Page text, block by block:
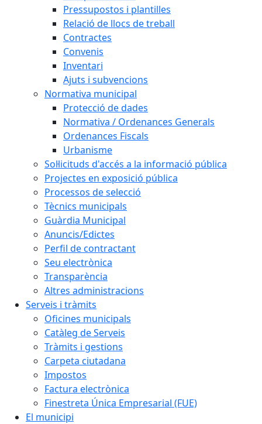
Pressupostos i plantilles
Relació de llocs de treball
Contractes
Convenis
Inventari
Ajuts i subvencions
Normativa municipal
Protecció de dades
Normativa / Ordenances Generals
Ordenances Fiscals
Urbanisme
Sol·licituds d'accés a la informació pública
Projectes en exposició pública
Processos de selecció
Tècnics municipals
Guàrdia Municipal
Anuncis/Edictes
Perfil de contractant
Seu electrònica
Transparència
Altres administracions
Serveis i tràmits
Oficines municipals
Catàleg de Serveis
Tràmits i gestions
Carpeta ciutadana
Impostos
Factura electrònica
Finestreta Única Empresarial (FUE)
El municipi